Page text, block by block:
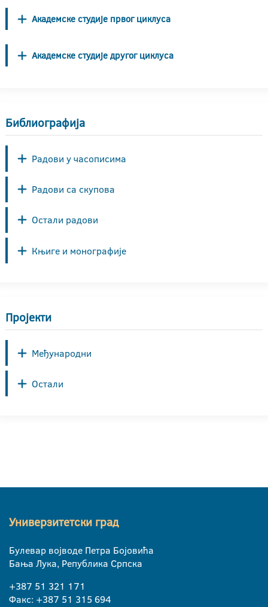
Академске студије првог циклуса
Академске студије другог циклуса
Библиографија
Радови у часописима
Радови са скупова
Остали радови
Књиге и монографије
Пројекти
Међународни
Остали
Универзитетски град
Булевар војводе Петра Бојовића
Бања Лука, Република Српска
+387 51 321 171
Факс: +387 51 315 694